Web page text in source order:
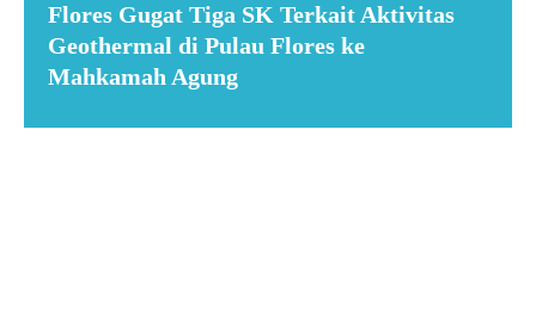
Flores Gugat Tiga SK Terkait Aktivitas
Geothermal di Pulau Flores ke
Mahkamah Agung